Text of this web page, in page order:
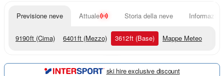
Previsione neve Attuale Storia della neve
9190ft (Cima) 6401ft (Mezzo) 3612ft (Base) Mappe Meteo
ski hire exclusive discount